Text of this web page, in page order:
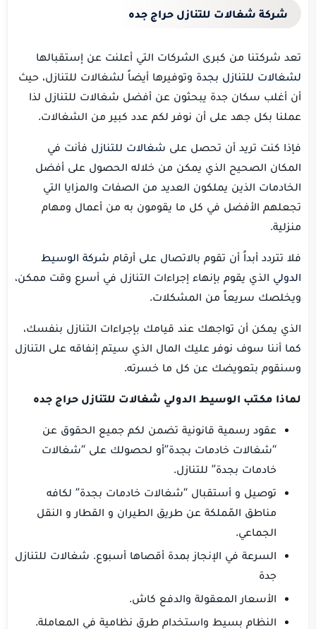
شركة شغالات للتنازل حراج جده
تعد شركتنا من كبرى الشركات التي أعلنت عن إستقبالها
لشغالات للتنازل بجدة وتوفيرها أيضاً لشغالات للتنازل، حيث
أن أغلب سكان جدة يبحثون عن أفضل شغالات للتنازل لذا
عملنا بكل جهد على أن نوفر لكم عدد كبير من الشغالات.
فإذا كنت تريد أن تحصل على شغالات للتنازل فأنت في
المكان الصحيح الذي يمكن من خلاله الحصول على أفضل
الخادمات الذين يملكون العديد من الصفات والمزايا التي
تجعلهم الأفضل في كل ما يقومون به من أعمال ومهام
منزلية.
فلا تتردد أبداً أن تقوم بالاتصال على أرقام شركة الوسيط
الدولي الذي يقوم بإنهاء إجراءات التنازل في أسرع وقت ممكن،
ويخلصك سريعاً من المشكلات.
الذي يمكن أن تواجهك عند قيامك بإجراءات التنازل بنفسك،
كما أننا سوف نوفر عليك المال الذي سيتم إنفاقه على التنازل
وسنقوم بتعويضك عن كل ما خسرته.
لماذا مكـتب الوسيط الدولي شغالات للتنازل حراج جده
عقود رسمية قانونية تضمن لكم جميع الحقوق عن
“شغالات خادمات بجدة”أو لحصولك على “شغالات
خادمات بجدة” للتنازل.
توصيل و أستقبال “شغالات خادمات بجدة” لكافه
مناطق المّملكة عن طريق الطيران و القطار و النقل
الجماعي.
السرعة في الإنجاز بمدة أقصاها أسبوع. شغالات للتنازل
جدة
الأسعار المعقولة والدفع كاش.
النظام بسيط واستخدام طرق نظامية في المعاملة.